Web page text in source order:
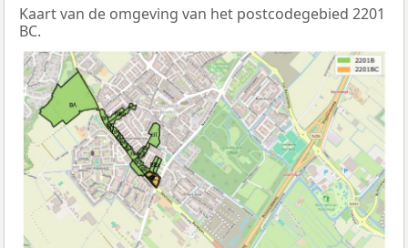
Kaart van de omgeving van het postcodegebied 2201
BC.